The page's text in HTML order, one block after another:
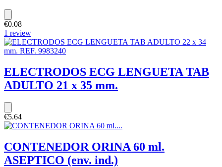
€0.08
1 review
ELECTRODOS ECG LENGUETA TAB
ADULTO 21 x 35 mm.
€5.64
CONTENEDOR ORINA 60 ml.
ASEPTICO (env. ind.)